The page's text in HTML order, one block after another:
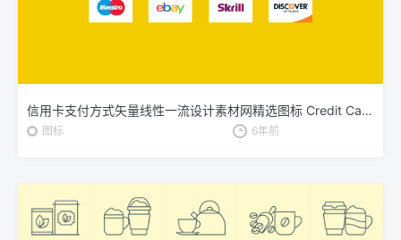
信用卡支付方式矢量线性一流设计素材网精选图标 Credit Card Payment Icons
图标 6年前